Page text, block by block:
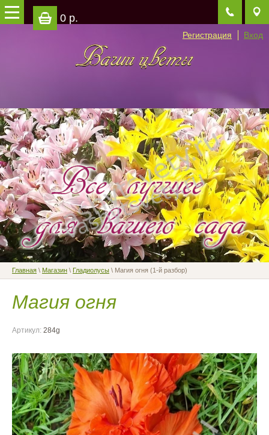
0 р.
Регистрация Вход
Главная \ Магазин \ Гладиолусы \ Магия огня (1-й разбор)
Магия огня
Артикул: 284g